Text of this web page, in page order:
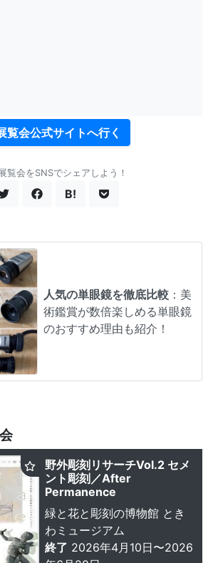
覧会公式サイトへ行く
覧会をSNSでシェアしよう！
B!
人気の単眼鏡を徹底比較 ：美
術鑑賞が数倍楽しめる単眼鏡
のおすすめ理由も紹介！
野外彫刻リサーチVol.2 セメ
ント彫刻／After
Permanence
緑と花と彫刻の博物館 とき
わミュージアム
終了 2026年4月10日〜2026